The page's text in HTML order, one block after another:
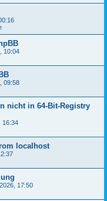
10:04
09:58
nicht in 64-Bit-Registry
16:34
localhost
17:50